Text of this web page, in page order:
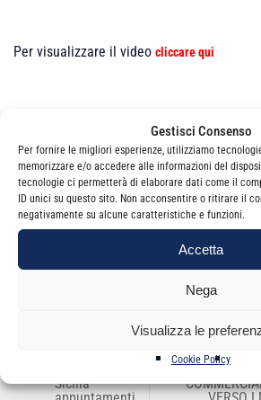
Gestisci Consenso
Per fornire le migliori esperienze, utilizziamo
memorizzare e/o accedere alle informazioni del
tecnologie ci permetterà di elaborare dati come il
ID unici su questo sito. Non acconsentire o ritirare il
negativamente su alcune caratteristiche e funzioni.
Accetta
Nega
Visualizza le
Cookie Policy
Per visualizzare il video cliccare qui
CategorieNews
Sicilia –
ODCECCT/
– HONG